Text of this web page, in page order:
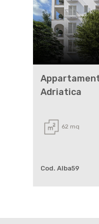
Adriatica
62 mq
Cod. Alba59
Posto auto/Box
Balcone/Terrazzo
Ascensore
Lusso